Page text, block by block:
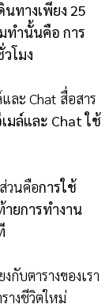
นทางเพียง 25
ทำนั้นคือ การ
โมง
ละ Chat สื่อสาร
มล์และ Chat ใช้
วนคือการใช้
ยการทำงาน
กับตารางของเรา
างชีวิตใหม่